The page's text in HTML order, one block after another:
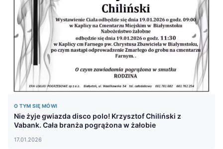
O TYM SIĘ MÓWI
Nie żyje gwiazda disco polo! Krzysztof Chiliński z
Vabank. Cała branża pogrążona w żałobie
17.01.2026